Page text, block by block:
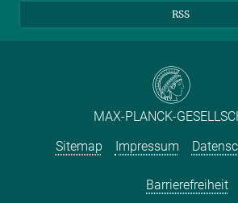
RSS
MAX-PLANCK-
Sitemap
Impressum
Barrierefreiheit